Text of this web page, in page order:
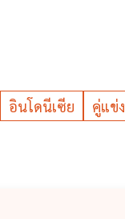
อินโดนีเซีย คู่แข่ง